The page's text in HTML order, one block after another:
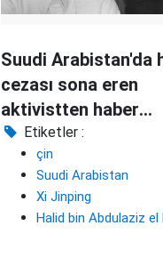
Suudi Arabistan'da
cezası sona eren
aktivistten haber
alınamıyor
Etiketler :
çin
Suudi Arabistan
Xi Jinping
Halid bin Abdulaziz el